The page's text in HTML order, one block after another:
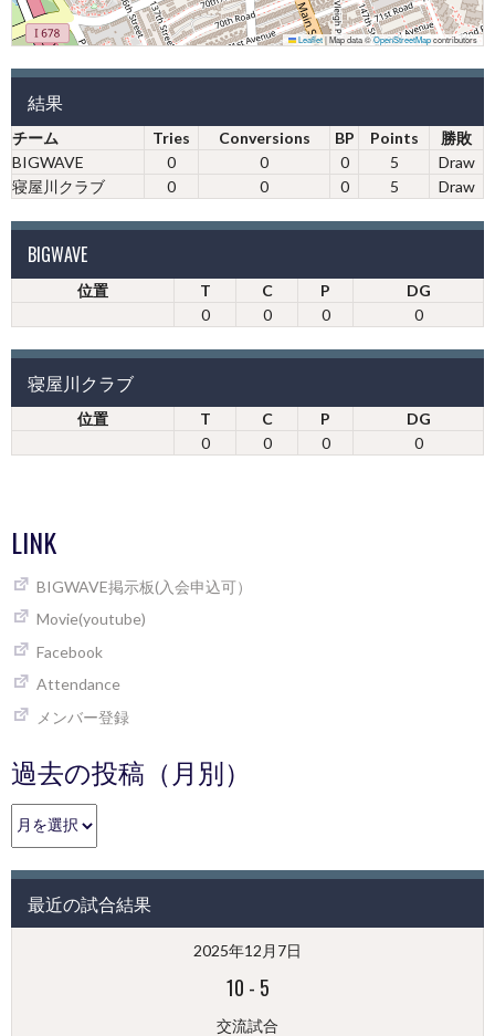
Leaflet|Map data ©OpenStreetMapcontributors
結果
チーム Tries Conversions BP Points
勝敗
BIGWAVE
0 0 0 5
Draw
寝屋川クラブ
0 0 0 5 Draw
BIGWAVE
位置 T C P
DG
0
0 0 0
寝屋川クラブ
位置 T C P
DG
0
0 0 0
LINK
BIGWAVE掲示板(入会申込可）
Movie(youtube)
Facebook
Attendance
メンバー登録
過去の投稿（月別）
過
去
投
（月
最近の試合結果
2025年12月7日
10 - 5
交流試合